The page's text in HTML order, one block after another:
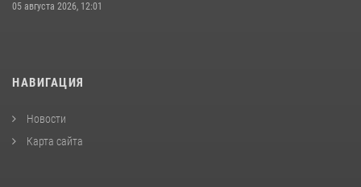
05 августа 2026, 12:01
НАВИГАЦИЯ
Новости
Карта сайта